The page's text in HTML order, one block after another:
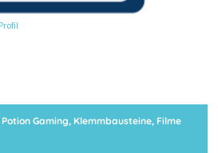
Gaming, Klemmbausteine, Filme